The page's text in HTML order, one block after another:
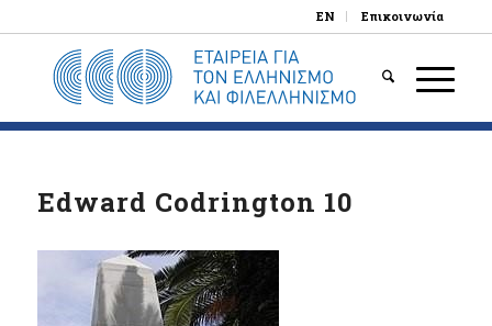
EN Επικοινωνία
Edward Codrington 10